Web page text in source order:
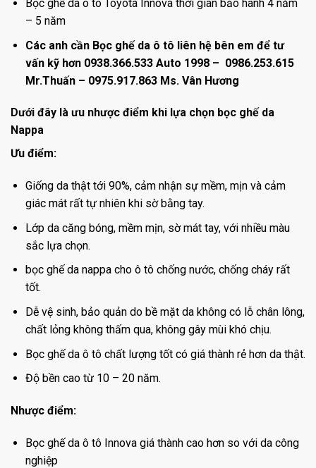
Bọc ghế da ô tô Toyota Innova thời gian bảo hành 4 năm
– 5 năm
Các anh cần Bọc ghế da ô tô liên hệ bên em để tư
vấn kỹ hơn 0938.366.533 Auto 1998 – 0986.253.615
Mr.Thuấn – 0975.917.863 Ms. Vân Hương
Dưới đây là ưu nhược điểm khi lựa chọn bọc ghế da
Nappa
Ưu điểm:
Giống da thật tới 90%, cảm nhận sự mềm, mịn và cảm
giác mát rất tự nhiên khi sờ bằng tay.
Lớp da căng bóng, mềm mịn, sờ mát tay, với nhiều màu
sắc lựa chọn.
bọc ghế da nappa cho ô tô chống nước, chống cháy rất
tốt.
Dễ vệ sinh, bảo quản do bề mặt da không có lỗ chân lông,
chất lỏng không thấm qua, không gây mùi khó chịu.
Bọc ghế da ô tô chất lượng tốt có giá thành rẻ hơn da thật.
Độ bền cao từ 10 – 20 năm.
Nhược điểm:
Bọc ghế da ô tô Innova giá thành cao hơn so với da công
nghiệp